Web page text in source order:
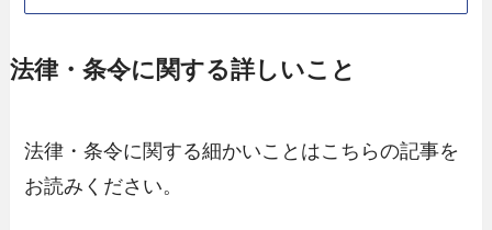
法律・条令に関する詳しいこと
法律・条令に関する細かいことはこちらの記事を
お読みください。